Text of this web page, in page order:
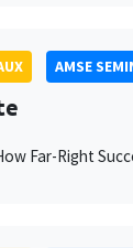
AMSE
Far-Right